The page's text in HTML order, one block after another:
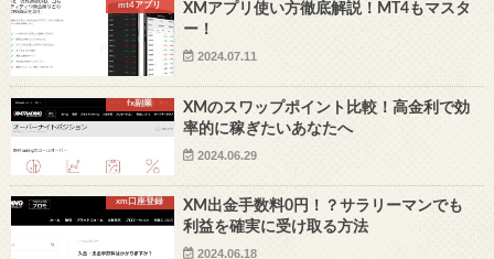
mt4アプリ
XMアプリ使い方徹底解説！MT4もマスタ
ー！
2024.07.11
fx副業
XMのスワップポイント比較！高金利で効
率的に稼ぎたいあなたへ
2024.06.29
xm口座登録
XM出金手数料0円！？サラリーマンでも
利益を確実に受け取る方法
2024.06.18